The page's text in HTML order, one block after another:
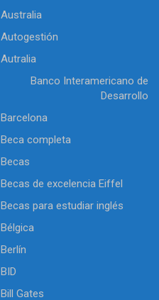
Australia
Autogestión
Autralia
Banco Interamericano de
Desarrollo
Barcelona
Beca completa
Becas
Becas de excelencia Eiffel
Becas para estudiar inglés
Bélgica
Berlín
BID
Bill Gates